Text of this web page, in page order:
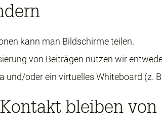
kann man Bildschirme teilen.
von Beiträgen nutzen wir
und/oder ein virtuelles Whiteboard (z.
bleiben